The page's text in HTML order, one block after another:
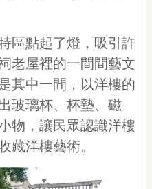
區點起了燈，吸引許
老屋裡的一間間藝文
其中一間，以洋樓的
玻璃杯、杯墊、磁
物，讓民眾認識洋樓
藏洋樓藝術。